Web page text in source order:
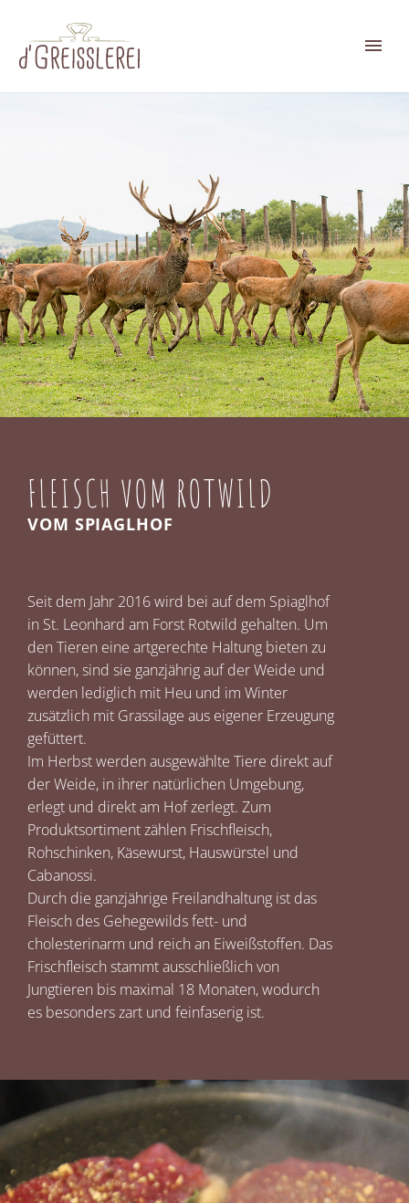
FLEISCH VOM ROTWILD
VOM SPIAGLHOF
Seit dem Jahr 2016 wird bei auf dem Spiaglhof
in St. Leonhard am Forst Rotwild gehalten. Um
den Tieren eine artgerechte Haltung bieten zu
können, sind sie ganzjährig auf der Weide und
werden lediglich mit Heu und im Winter
zusätzlich mit Grassilage aus eigener Erzeugung
gefüttert.
Im Herbst werden ausgewählte Tiere direkt auf
der Weide, in ihrer natürlichen Umgebung,
erlegt und direkt am Hof zerlegt. Zum
Produktsortiment zählen Frischfleisch,
Rohschinken, Käsewurst, Hauswürstel und
Cabanossi.
Durch die ganzjährige Freilandhaltung ist das
Fleisch des Gehegewilds fett- und
cholesterinarm und reich an Eiweißstoffen. Das
Frischfleisch stammt ausschließlich von
Jungtieren bis maximal 18 Monaten, wodurch
es besonders zart und feinfaserig ist.